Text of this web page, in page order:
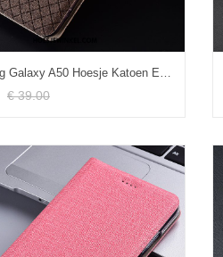
Samsung Galaxy A50 Hoesje Katoen En Linnen Anti-fall Leren Etui, Samsung Galaxy A50 Hoesje Ster Geruite Braun
€ 39.00